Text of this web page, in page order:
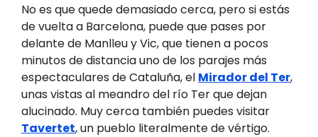
No es que quede demasiado cerca, pero si estás
de vuelta a Barcelona, puede que pases por
delante de Manlleu y Vic, que tienen a pocos
minutos de distancia uno de los parajes más
espectaculares de Cataluña, el Mirador del Ter,
unas vistas al meandro del río Ter que dejan
alucinado. Muy cerca también puedes visitar
Tavertet, un pueblo literalmente de vértigo.